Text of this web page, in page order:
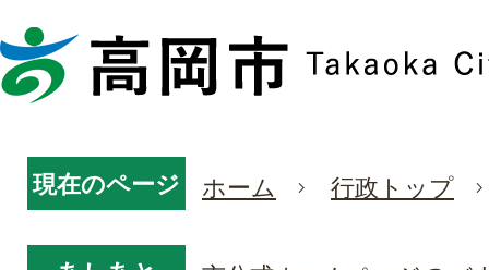
現在のページ ホーム 行政トップ